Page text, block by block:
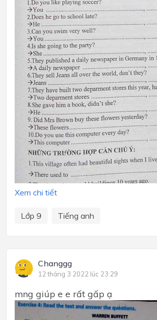
Xem chi tiết
Lớp 9 Tiếng anh
Changgg
12 tháng 3 2022 lúc 23:29
mng giúp e e rất gấp ạ